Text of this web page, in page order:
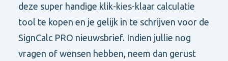
deze super handige klik-kies-klaar calculatie
tool te kopen en je gelijk in te schrijven voor de
SignCalc PRO nieuwsbrief. Indien jullie nog
vragen of wensen hebben, neem dan gerust